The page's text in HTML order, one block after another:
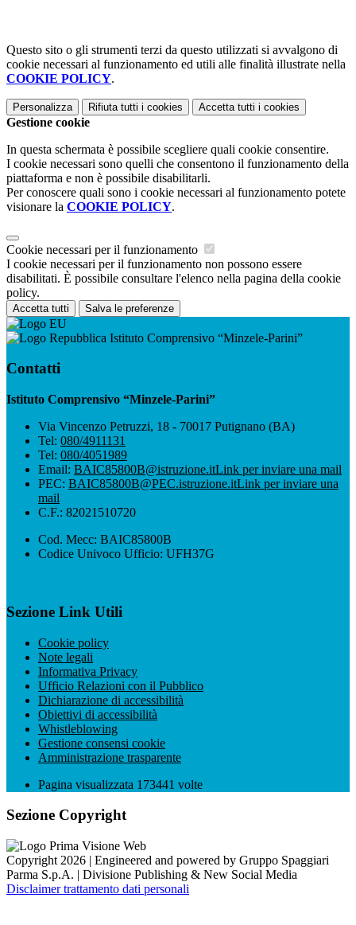
Questo sito o gli strumenti terzi da questo utilizzati si avvalgono di
cookie necessari al funzionamento ed utili alle finalità illustrate nella
COOKIE POLICY.
Personalizza Rifiuta tutti i cookies Accetta tutti i cookies
Gestione cookie
In questa schermata è possibile scegliere quali cookie consentire.
I cookie necessari sono quelli che consentono il funzionamento della
piattaforma e non è possibile disabilitarli.
Per conoscere quali sono i cookie necessari al funzionamento potete
visionare la COOKIE POLICY.
Cookie necessari per il funzionamento
I cookie necessari per il funzionamento non possono essere
disabilitati. È possibile consultare l'elenco nella pagina della cookie
policy.
Accetta tutti Salva le preferenze
Istituto Comprensivo “Minzele-Parini”
Contatti
Istituto Comprensivo “Minzele-Parini”
Via Vincenzo Petruzzi, 18 - 70017 Putignano (BA)
Tel: 080/4911131
Tel: 080/4051989
Email: BAIC85800B@istruzione.itLink per inviare una mail
PEC: BAIC85800B@PEC.istruzione.itLink per inviare una
mail
C.F.: 82021510720
Cod. Mecc: BAIC85800B
Codice Univoco Ufficio: UFH37G
Sezione Link Utili
Cookie policy
Note legali
Informativa Privacy
Ufficio Relazioni con il Pubblico
Dichiarazione di accessibilità
Obiettivi di accessibilità
Whistleblowing
Gestione consensi cookie
Amministrazione trasparente
Pagina visualizzata 173441 volte
Sezione Copyright
Copyright 2026 | Engineered and powered by Gruppo Spaggiari
Parma S.p.A. | Divisione Publishing & New Social Media
Disclaimer trattamento dati personali